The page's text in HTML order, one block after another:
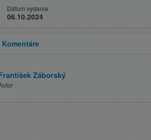
Dátum vydania
06.10.2024
Komentáre
Záborský